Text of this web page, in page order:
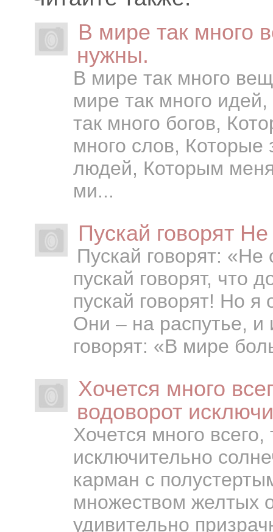
В мире так много
нужны.
В мире так много
мире так много
так много богов,
много слов, Которые
людей, Которым
ми...
Пускай говорят
Пускай говорят:
пускай говорят, что
пускай говорят! Но
Они – на распутье, и
говорят: «В мире
Хочется много
водоворот
Хочется много
исключительно
карман с
множеством желтых
удивительно